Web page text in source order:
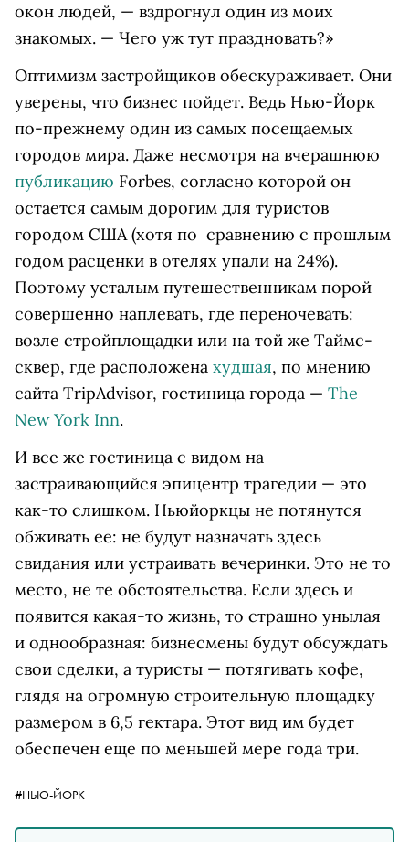
окон людей, — вздрогнул один из моих
знакомых. — Чего уж тут праздновать?»
Оптимизм застройщиков обескураживает. Они
уверены, что бизнес пойдет. Ведь Нью-Йорк
по-прежнему один из самых посещаемых
городов мира. Даже несмотря на вчерашнюю
публикацию Forbes, согласно которой он
остается самым дорогим для туристов
городом США (хотя по сравнению с прошлым
годом расценки в отелях упали на 24%).
Поэтому усталым путешественникам порой
совершенно наплевать, где переночевать:
возле стройплощадки или на той же Таймс-
сквер, где расположена худшая, по мнению
сайта TripAdvisor, гостиница города — The
New York Inn.
И все же гостиница с видом на
застраивающийся эпицентр трагедии — это
как-то слишком. Ньюйоркцы не потянутся
обживать ее: не будут назначать здесь
свидания или устраивать вечеринки. Это не то
место, не те обстоятельства. Если здесь и
появится какая-то жизнь, то страшно унылая
и однообразная: бизнесмены будут обсуждать
свои сделки, а туристы — потягивать кофе,
глядя на огромную строительную площадку
размером в 6,5 гектара. Этот вид им будет
обеспечен еще по меньшей мере года три.
#НЬЮ-ЙОРК